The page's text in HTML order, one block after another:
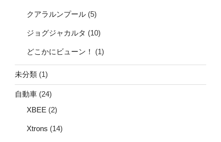
クアラルンプール (5)
ジョグジャカルタ (10)
どこかにビューン！ (1)
未分類 (1)
自動車 (24)
XBEE (2)
Xtrons (14)